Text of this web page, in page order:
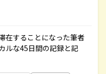
在することになった筆者
ルな45日間の記録と記